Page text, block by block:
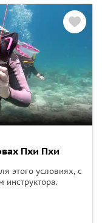
Пхи Пхи
этого условиях, с